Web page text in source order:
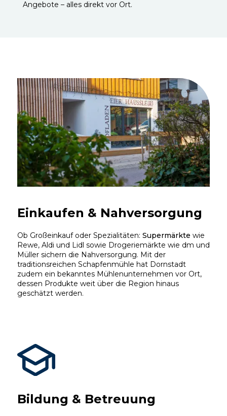
Angebote – alles direkt vor Ort.
Einkaufen & Nahversorgung
Ob Großeinkauf oder Spezialitäten: Supermärkte wie
Rewe, Aldi und Lidl sowie Drogeriemärkte wie dm und
Müller sichern die Nahversorgung. Mit der
traditionsreichen Schapfenmühle hat Dornstadt
zudem ein bekanntes Mühlenunternehmen vor Ort,
dessen Produkte weit über die Region hinaus
geschätzt werden.
Bildung & Betreuung